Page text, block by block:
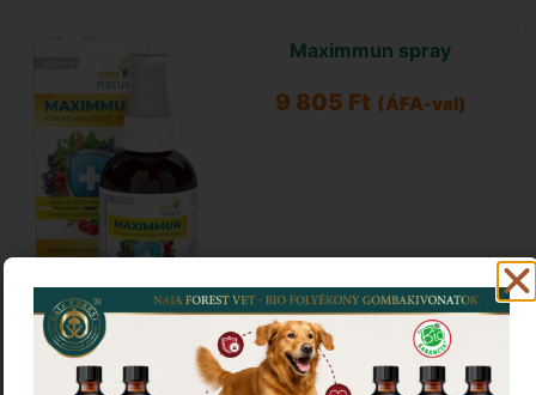
Maximmun spray
9 805 Ft (ÁFA-val)
KOSÁRBA TESZEM